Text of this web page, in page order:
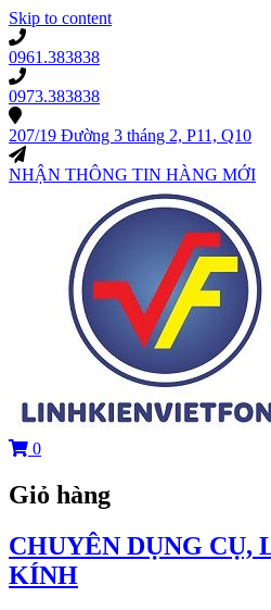
Skip to content
0961.383838
0973.383838
207/19 Đường 3 tháng 2, P11, Q10
NHẬN THÔNG TIN HÀNG MỚI
0
Giỏ hàng
CHUYÊN DỤNG CỤ,
KÍNH